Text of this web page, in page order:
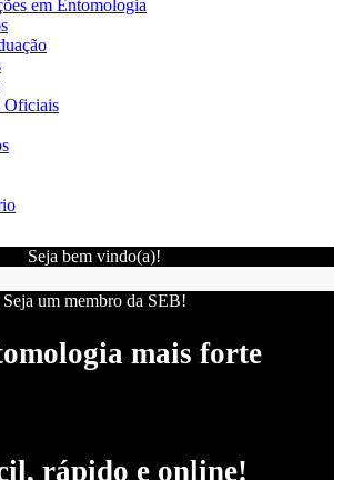
em Entomologia
Oficiais
Seja bem vindo(a)!
Seja um membro da SEB!
mais forte
rápido e online!